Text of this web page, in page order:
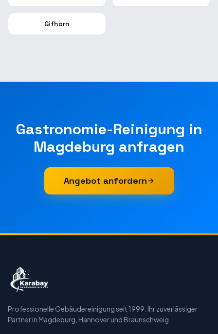
Gifhorn
Gastronomie-Reinigung in
Magdeburg anfragen
Angebot anfordern
Professionelle Gebäudereinigung seit 1999. Ihr zuverlässiger
Partner in Magdeburg, Hannover und Braunschweig.